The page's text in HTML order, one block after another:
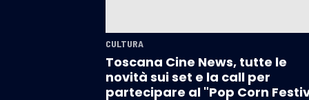
CULTURA
Toscana Cine News, tutte le
novità sui set e la call per
partecipare al "Pop Corn